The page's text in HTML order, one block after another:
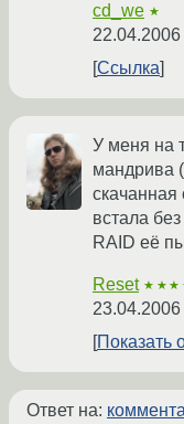
cd_we ★
Ссылка
У меня на
мандрива
скачанная
встала
RAID её
Reset
Показать
Ответ на: